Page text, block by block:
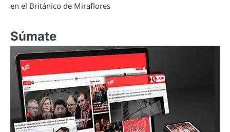
en el Británico de Miraflores
Súmate